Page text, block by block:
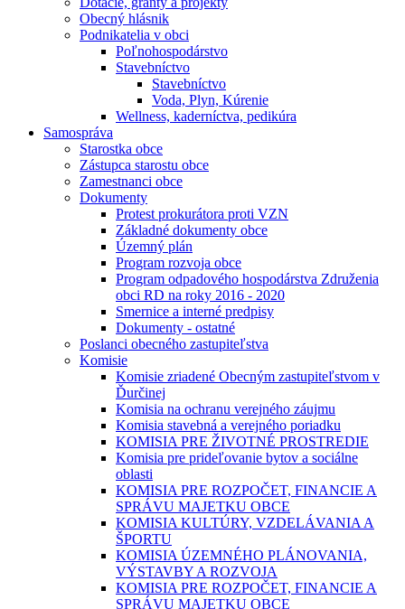
Obecný hlásnik
Podnikatelia v obci
Poľnohospodárstvo
Stavebníctvo
Stavebníctvo
Voda, Plyn, Kúrenie
Wellness, kaderníctva, pedikúra
Samospráva
Starostka obce
Zástupca starostu obce
Zamestnanci obce
Dokumenty
Protest prokurátora proti VZN
Základné dokumenty obce
Územný plán
Program rozvoja obce
Program odpadového hospodárstva Združenia
obci RD na roky 2016 - 2020
Smernice a interné predpisy
Dokumenty - ostatné
Poslanci obecného zastupiteľstva
Komisie
Komisie zriadené Obecným zastupiteľstvom v
Ďurčinej
Komisia na ochranu verejného záujmu
Komisia stavebná a verejného poriadku
KOMISIA PRE ŽIVOTNÉ PROSTREDIE
Komisia pre prideľovanie bytov a sociálne
oblasti
KOMISIA PRE ROZPOČET, FINANCIE A
SPRÁVU MAJETKU OBCE
KOMISIA KULTÚRY, VZDELÁVANIA A
ŠPORTU
KOMISIA ÚZEMNÉHO PLÁNOVANIA,
VÝSTAVBY A ROZVOJA
KOMISIA PRE ROZPOČET, FINANCIE A
SPRÁVU MAJETKU OBCE